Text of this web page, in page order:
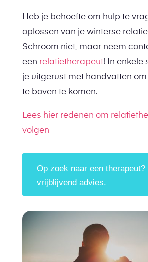
Heb je behoefte om hulp te
oplossen van je winterse
Schroom niet, maar neem
een relatietherapeut! In enkele
je uitgerust met handvatten
te boven te komen.
Lees hier redenen om
volgen
Op zoek naar een therapeut?
vrijblijvend advies.